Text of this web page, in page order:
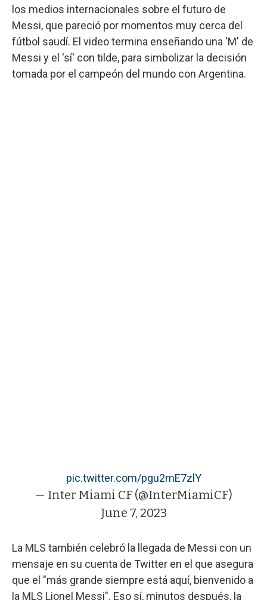
los medios internacionales sobre el futuro de
Messi, que pareció por momentos muy cerca del
fútbol saudí. El video termina enseñando una 'M' de
Messi y el 'sí' con tilde, para simbolizar la decisión
tomada por el campeón del mundo con Argentina.
pic.twitter.com/pgu2mE7zlY
— Inter Miami CF (@InterMiamiCF)
June 7, 2023
La MLS también celebró la llegada de Messi con un
mensaje en su cuenta de Twitter en el que asegura
que el "más grande siempre está aquí, bienvenido a
la MLS Lionel Messi". Eso sí, minutos después, la